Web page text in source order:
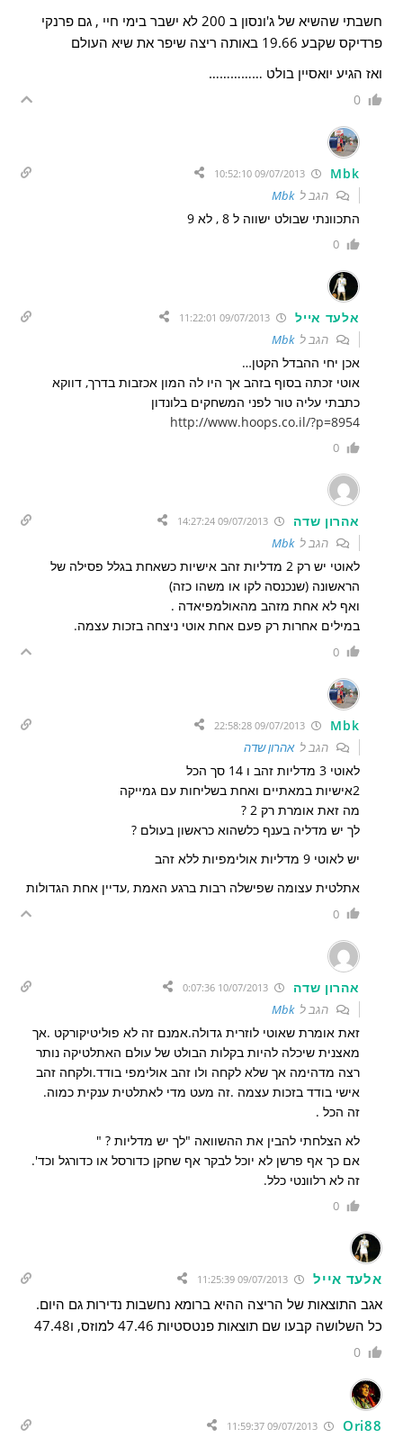
חשבתי שהשיא של ג'ונסון ב 200 לא ישבר בימי חיי , גם פרנקי
פרדיקס שקבע 19.66 באותה ריצה שיפר את שיא העולם
ואז הגיע יואסיין בולט ……………
0
Mbk
הגב לMbk
התכוונתי שבולט ישווה ל 8 , לא 9
0
אלעד אייל
הגב לMbk
אכן יחי ההבדל הקטן…
אוטי זכתה בסוף בזהב אך היו לה המון אכזבות בדרך, דווקא
כתבתי עליה טור לפני המשחקים בלונדון
http://www.hoops.co.il/?p=8954
0
אהרון שדה
הגב לMbk
לאוטי יש רק 2 מדליות זהב אישיות כשאחת בגלל פסילה של
הראשונה (שנכנסה לקו או משהו כזה)
ואף לא אחת מזהב מהאולמפיאדה .
במילים אחרות רק פעם אחת אוטי ניצחה בזכות עצמה.
0
Mbk
הגב לאהרון שדה
לאוטי 3 מדליות זהב ו 14 סך הכל
2אישיות במאתיים ואחת בשליחות עם גמייקה
מה זאת אומרת רק 2 ?
לך יש מדליה בענף כלשהוא כראשון בעולם ?
יש לאוטי 9 מדליות אולימפיות ללא זהב
אתלטית עצומה שפישלה רבות ברגע האמת ,עדיין אחת הגדולות
0
אהרון שדה
הגב לMbk
זאת אומרת שאוטי לוזרית גדולה.אמנם זה לא פוליטיקורקט .אך
מאצנית שיכלה להיות בקלות הבולט של עולם האתלטיקה נותר
רצה מדהימה אך שלא לקחה ולו זהב אולימפי בודד.ולקחה זהב
אישי בודד בזכות עצמה .זה מעט מדי לאתלטית ענקית כמוה.
זה הכל .
לא הצלחתי להבין את ההשוואה "לך יש מדליות ? "
אם כך אף פרשן לא יוכל לבקר אף שחקן כדורסל או כדורגל וכד'.
זה לא רלוונטי כלל.
0
אלעד אייל
אגב התוצאות של הריצה ההיא ברומא נחשבות נדירות גם היום.
כל השלושה קבעו שם תוצאות פנטסטיות 47.46 למוזס, ו47.48
0
Ori88